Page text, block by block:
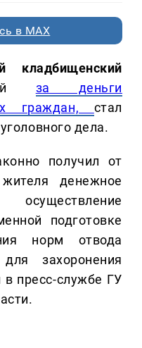
в MAX
кладбищенский
за деньги
граждан, стал
дела.
получил от
денежное
осуществление
подготовке
норм отвода
захоронения
пресс-службе ГУ